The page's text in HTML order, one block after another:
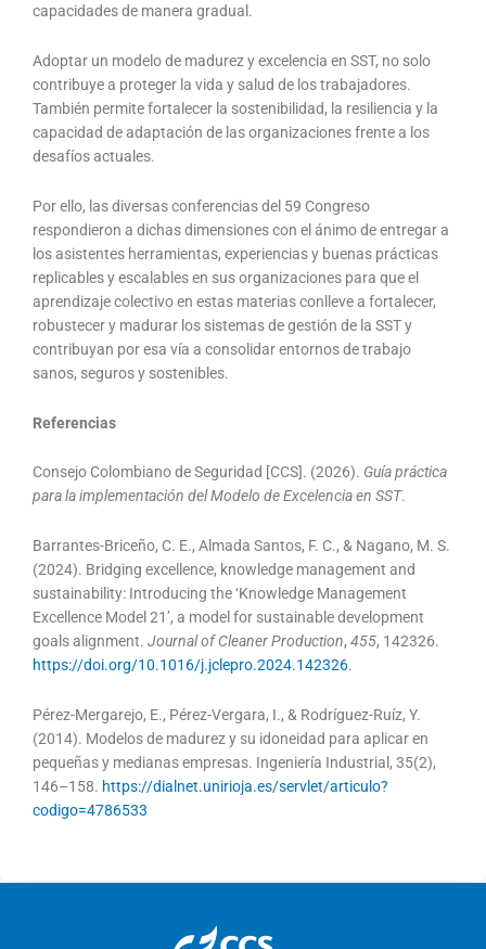
capacidades de manera gradual.
Adoptar un modelo de madurez y excelencia en SST, no solo
contribuye a proteger la vida y salud de los trabajadores.
También permite fortalecer la sostenibilidad, la resiliencia y la
capacidad de adaptación de las organizaciones frente a los
desafíos actuales.
Por ello, las diversas conferencias del 59 Congreso
respondieron a dichas dimensiones con el ánimo de entregar a
los asistentes herramientas, experiencias y buenas prácticas
replicables y escalables en sus organizaciones para que el
aprendizaje colectivo en estas materias conlleve a fortalecer,
robustecer y madurar los sistemas de gestión de la SST y
contribuyan por esa vía a consolidar entornos de trabajo
sanos, seguros y sostenibles.
Referencias
Consejo Colombiano de Seguridad [CCS]. (2026). Guía práctica
para la implementación del Modelo de Excelencia en SST.
Barrantes-Briceño, C. E., Almada Santos, F. C., & Nagano, M. S.
(2024). Bridging excellence, knowledge management and
sustainability: Introducing the ‘Knowledge Management
Excellence Model 21’, a model for sustainable development
goals alignment. Journal of Cleaner Production, 455, 142326.
https://doi.org/10.1016/j.jclepro.2024.142326.
Pérez-Mergarejo, E., Pérez-Vergara, I., & Rodríguez-Ruíz, Y.
(2014). Modelos de madurez y su idoneidad para aplicar en
pequeñas y medianas empresas. Ingeniería Industrial, 35(2),
146–158. https://dialnet.unirioja.es/servlet/articulo?
codigo=4786533